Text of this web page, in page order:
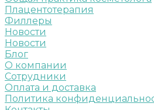
Плацентотерапия
Филлеры
Новости
Новости
Блог
О компании
Сотрудники
Оплата и доставка
Политика